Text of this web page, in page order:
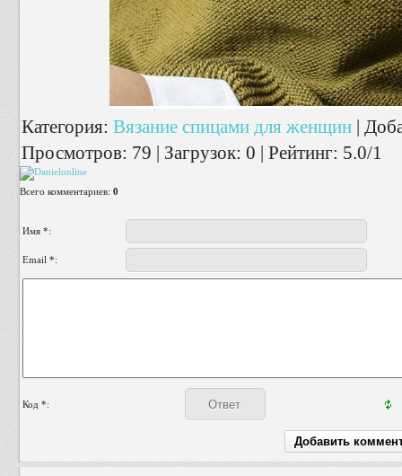
Категория: Вязание спицами для женщин |
Просмотров: 79 | Загрузок: 0 | Рейтинг: 5.0/1
Всего комментариев: 0
Имя *:
Email *:
Код *: